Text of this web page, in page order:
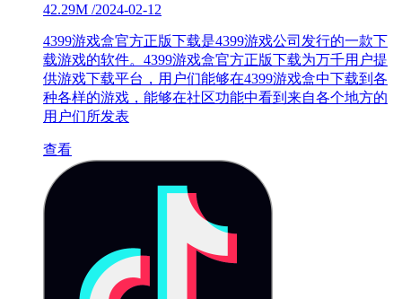
42.29M /2024-02-12
4399游戏盒官方正版下载是4399游戏公司发行的一款下
载游戏的软件。4399游戏盒官方正版下载为万千用户提
供游戏下载平台，用户们能够在4399游戏盒中下载到各
种各样的游戏，能够在社区功能中看到来自各个地方的
用户们所发表
查看